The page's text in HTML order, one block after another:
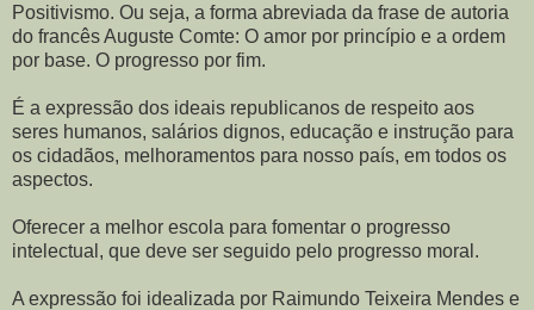
Positivismo. Ou seja, a forma abreviada da frase de autoria
do francês Auguste Comte: O amor por princípio e a ordem
por base. O progresso por fim.
É a expressão dos ideais republicanos de respeito aos
seres humanos, salários dignos, educação e instrução para
os cidadãos, melhoramentos para nosso país, em todos os
aspectos.
Oferecer a melhor escola para fomentar o progresso
intelectual, que deve ser seguido pelo progresso moral.
A expressão foi idealizada por Raimundo Teixeira Mendes e